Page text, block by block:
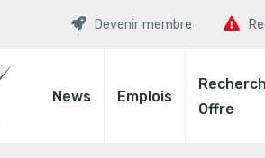
Devenir membre
News Emplois
Offre